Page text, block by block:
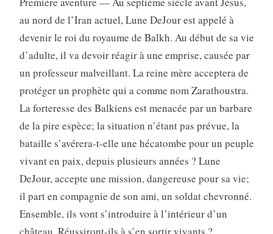
au nord de l’Iran actuel, Lune DeJour est appelé à
devenir le roi du royaume de Balkh. Au début de sa vie
d’adulte, il va devoir réagir à une emprise, causée par
un professeur malveillant. La reine mère acceptera de
protéger un prophète qui a comme nom Zarathoustra.
La forteresse des Balkiens est menacée par un barbare
de la pire espèce; la situation n’étant pas prévue, la
bataille s’avérera-t-elle une hécatombe pour un peuple
vivant en paix, depuis plusieurs années ? Lune
DeJour, accepte une mission, dangereuse pour sa vie;
il part en compagnie de son ami, un soldat chevronné.
Ensemble, ils vont s’introduire à l’intérieur d’un
château. Réussiront-ils à s’en sortir vivants ?